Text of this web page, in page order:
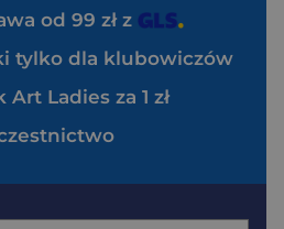
od 99 zł z
tylko dla klubowiczów
Art Ladies za 1 zł